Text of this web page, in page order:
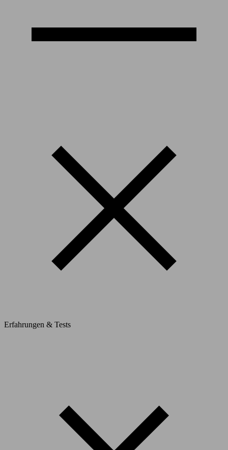
Erfahrungen & Tests